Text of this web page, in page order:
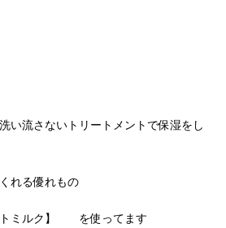
い流さないトリートメントで保湿をし
れる優れもの
ミルク】 を使ってます